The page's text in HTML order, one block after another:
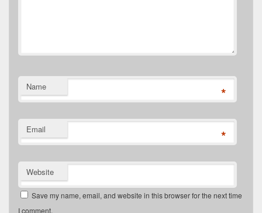
Name *
Email *
Website
Save my name, email, and website in this browser for the next time
I comment.